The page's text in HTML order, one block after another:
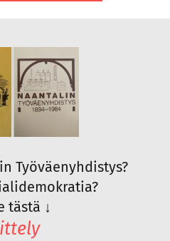
Työväenyhdistys?
tästä ↓